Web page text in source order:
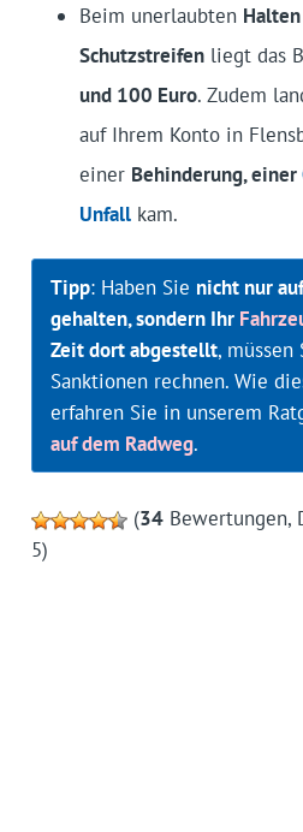
Beim unerlaubten
Schutzstreifenliegt das
und 100 Euro. Zudem
auf Ihrem Konto in
einer Behinderung, einer
Unfallkam.
Tipp: Haben Sie nicht nur
gehalten, sondern Ihr
Zeit dort abgestellt,
Sanktionen rechnen. Wie
erfahren Sie in unserem
auf dem Radweg.
(34Bewertungen,
5)